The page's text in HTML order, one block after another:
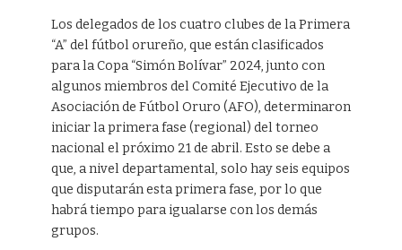
Los delegados de los cuatro clubes de la Primera
“A” del fútbol orureño, que están clasificados
para la Copa “Simón Bolívar” 2024, junto con
algunos miembros del Comité Ejecutivo de la
Asociación de Fútbol Oruro (AFO), determinaron
iniciar la primera fase (regional) del torneo
nacional el próximo 21 de abril. Esto se debe a
que, a nivel departamental, solo hay seis equipos
que disputarán esta primera fase, por lo que
habrá tiempo para igualarse con los demás
grupos.